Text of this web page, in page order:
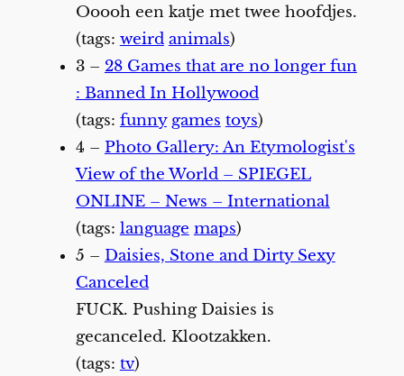
Ooooh een katje met twee hoofdjes.
(tags: weird animals)
3 – 28 Games that are no longer fun
: Banned In Hollywood
(tags: funny games toys)
4 – Photo Gallery: An Etymologist's
View of the World – SPIEGEL
ONLINE – News – International
(tags: language maps)
5 – Daisies, Stone and Dirty Sexy
Canceled
FUCK. Pushing Daisies is
gecanceled. Klootzakken.
(tags: tv)